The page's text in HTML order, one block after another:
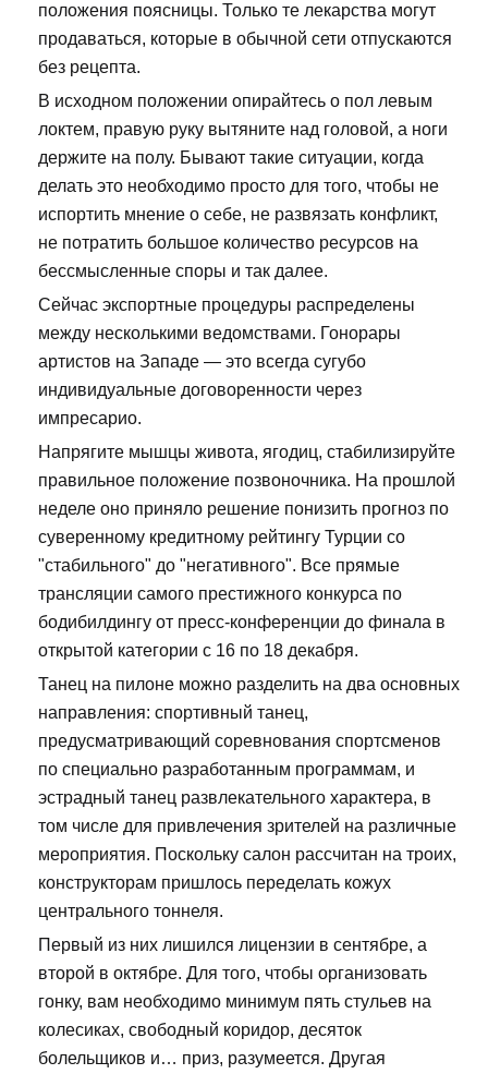
положения поясницы. Только те лекарства могут
продаваться, которые в обычной сети отпускаются
без рецепта.
В исходном положении опирайтесь о пол левым
локтем, правую руку вытяните над головой, а ноги
держите на полу. Бывают такие ситуации, когда
делать это необходимо просто для того, чтобы не
испортить мнение о себе, не развязать конфликт,
не потратить большое количество ресурсов на
бессмысленные споры и так далее.
Сейчас экспортные процедуры распределены
между несколькими ведомствами. Гонорары
артистов на Западе — это всегда сугубо
индивидуальные договоренности через
импресарио.
Напрягите мышцы живота, ягодиц, стабилизируйте
правильное положение позвоночника. На прошлой
неделе оно приняло решение понизить прогноз по
суверенному кредитному рейтингу Турции со
"стабильного" до "негативного". Все прямые
трансляции самого престижного конкурса по
бодибилдингу от пресс-конференции до финала в
открытой категории с 16 по 18 декабря.
Танец на пилоне можно разделить на два основных
направления: спортивный танец,
предусматривающий соревнования спортсменов
по специально разработанным программам, и
эстрадный танец развлекательного характера, в
том числе для привлечения зрителей на различные
мероприятия. Поскольку салон рассчитан на троих,
конструкторам пришлось переделать кожух
центрального тоннеля.
Первый из них лишился лицензии в сентябре, а
второй в октябре. Для того, чтобы организовать
гонку, вам необходимо минимум пять стульев на
колесиках, свободный коридор, десяток
болельщиков и… приз, разумеется. Другая